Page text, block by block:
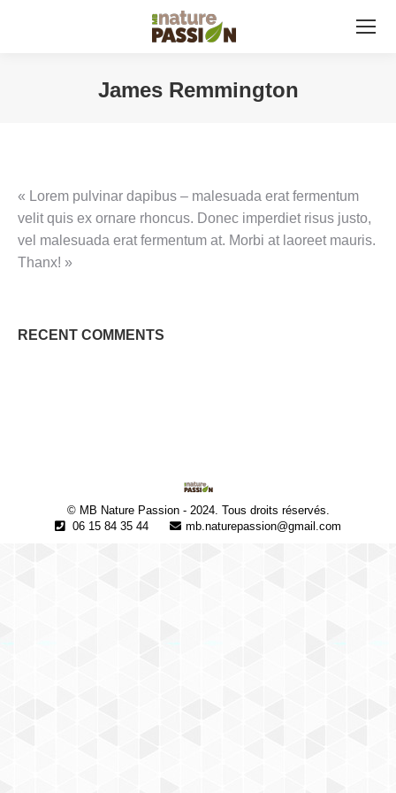
James Remmington
« Lorem pulvinar dapibus – malesuada erat fermentum
velit quis ex ornare rhoncus. Donec imperdiet risus justo,
vel malesuada erat fermentum at. Morbi at laoreet mauris.
Thanx! »
RECENT COMMENTS
© MB Nature Passion - 2024. Tous droits réservés.
06 15 84 35 44
mb.naturepassion@gmail.com